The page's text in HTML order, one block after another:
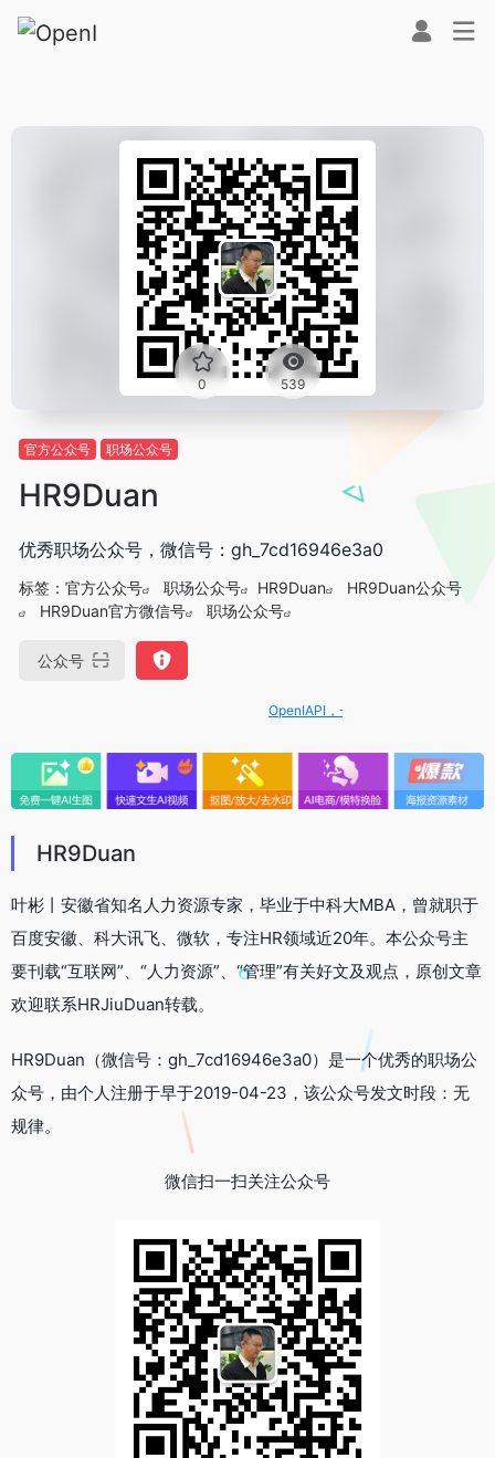
0 539
官方公众号 职场公众号
HR9Duan
优秀职场公众号，微信号：gh_7cd16946e3a0
标签： 官方公众号 职场公众号 HR9Duan
HR9Duan公众号
HR9Duan官方微信号
职场公众号
公众号
OpenIAPI，一站式大模型API聚合平台
HR9Duan
叶彬丨安徽省知名人力资源专家，毕业于中科大MBA，曾就职于
百度安徽、科大讯飞、微软，专注HR领域近20年。本公众号主
要刊载“互联网”、“人力资源”、“管理”有关好文及观点，原创文章
欢迎联系HRJiuDuan转载。
HR9Duan（微信号：gh_7cd16946e3a0）是一个优秀的职场公
众号，由个人注册于早于2019-04-23，该公众号发文时段：无
规律。
微信扫一扫关注公众号